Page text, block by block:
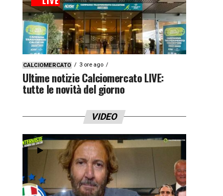
CALCIOMERCATO 3 ore ago
Ultime notizie Calciomercato LIVE:
tutte le novità del giorno
VIDEO